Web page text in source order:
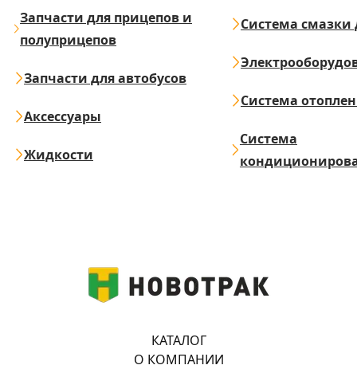
Запчасти для прицепов и
полуприцепов
Запчасти для автобусов
Аксессуары
Жидкости
Система смазки
Система
Система
КАТАЛОГ
О КОМПАНИИ